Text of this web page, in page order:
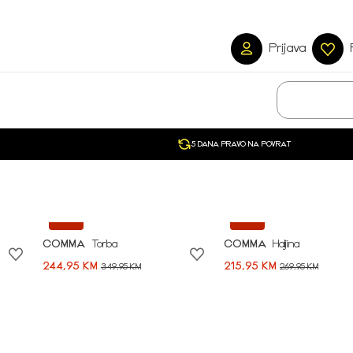
Prijava
5 DANA PRAVO NA POVRAT
COMMA
Torba
244,95 KM 349,95 KM
COMMA
Haljina
215,95 KM 269,95 KM